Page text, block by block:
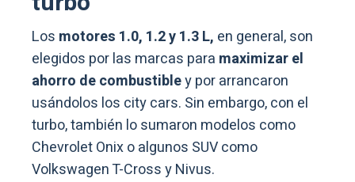
Los motores 1.0, 1.2 y 1.3 L, en general, son
elegidos por las marcas para maximizar el
ahorro de combustibley por arrancaron
usándolos los city cars. Sin embargo, con el
turbo, también lo sumaron modelos como
Chevrolet Onix o algunos SUV como
Volkswagen T-Cross y Nivus.